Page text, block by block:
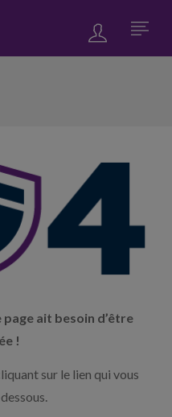
ait besoin d’être
!
sur le lien qui vous